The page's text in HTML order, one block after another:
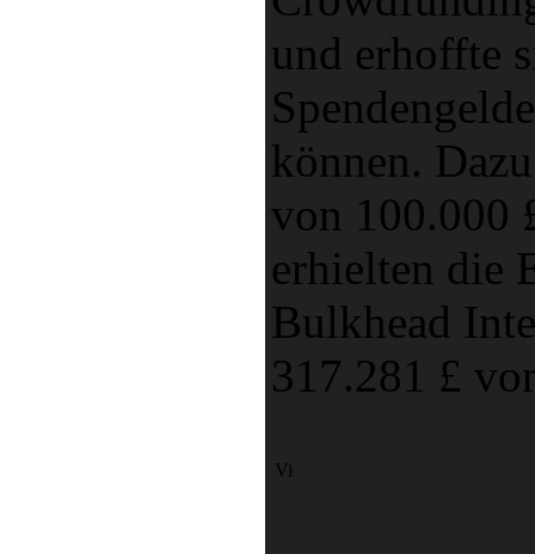
und erhoffte
können.
von 100.000
erhielten die
Bulkhead
317.281 £